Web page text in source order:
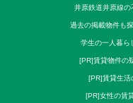
井原鉄道井原線の
過去の掲載物件も
学生の一人暮ら
[PR]賃貸物件の
[PR]賃貸生活
[PR]女性の賃